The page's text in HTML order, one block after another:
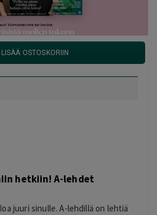
LISÄÄ OSTOSKORIIN
hetkiin! A-lehdet
juuri sinulle. A-lehdillä on lehtiä